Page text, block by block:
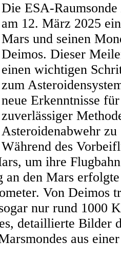
Die ESA-Raumsonde
am 12. März 2025
Mars und seinen
Deimos. Dieser
einen wichtigen
zum
neue Erkenntnisse
zuverlässiger
Asteroidenabwehr
Während des
um ihre
an den Mars
Von Deimos
nur rund 1000
detaillierte Bilder
aus